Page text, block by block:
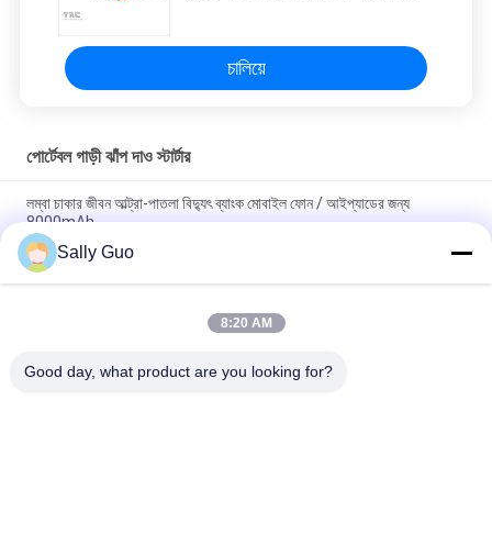
চালিয়ে
পোর্টেবল গাড়ী ঝাঁপ দাও স্টার্টার
লম্বা চাকার জীবন আল্ট্রা-পাতলা বিদ্যুৎ ব্যাংক মোবাইল ফোন / আইপ্যাডের জন্য
8000mAh
মিনি টাইপ 12 ভি ২9.6 ওয়াট এক্সটারনাল ব্যাটারি পাওয়ার ব্যাংক, কার জাম্পার ফাংশন
পাওয়ার ব্যাংক
ফাস্ট চার্জিং 3600 মাইল লিথিয়াম ব্যাটারি চালিত গাড়ি জাম্প স্টার্টার 12 ভি লিফেপো 4
Sally Guo
8:20 AM
Good day, what product are you looking for?